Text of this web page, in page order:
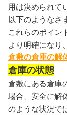
用は決められて
以下のようなさ
これらのポイン
より明確になり
倉敷の倉庫の解
倉庫の状態
倉敷にある倉庫
場合、安全に解
のような状況で